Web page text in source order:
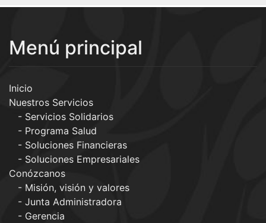
Menú principal
Inicio
Nuestros Servicios
Servicios Solidarios
Programa Salud
Soluciones Financieras
Soluciones Empresariales
Conózcanos
Misión, visión y valores
Junta Administradora
Gerencia